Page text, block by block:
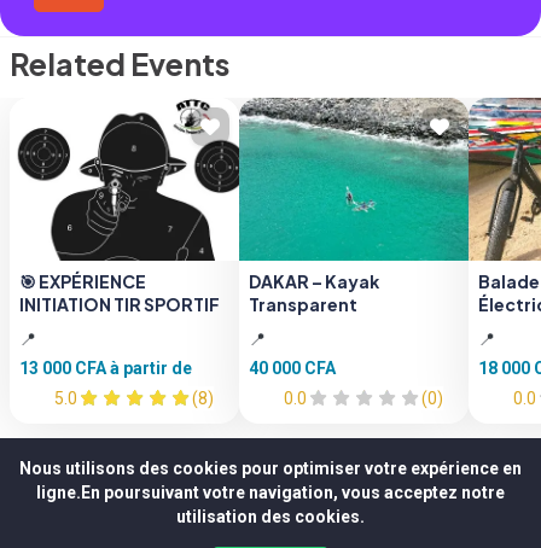
Related Events
🎯 EXPÉRIENCE
INITIATION TIR SPORTIF
📍
13 000 CFAà partir de
5.0
(8)
DAKAR – Kayak
Transparent
📍
40 000 CFA
0.0
(0)
📍
18 000
0.0
Nous utilisons des cookies pour optimiser votre expérience en
ligne.En poursuivant votre navigation, vous acceptez notre
utilisation des cookies.